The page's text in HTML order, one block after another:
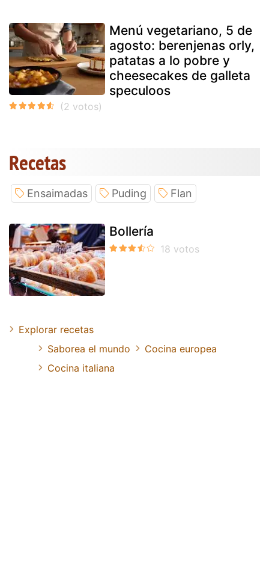
Menú vegetariano, 5 de
agosto: berenjenas orly,
patatas a lo pobre y
cheesecakes de galleta
speculoos
Recetas
Ensaimadas Puding Flan
Bollería
Explorar recetas
Saborea el mundo
Cocina europea
Cocina italiana